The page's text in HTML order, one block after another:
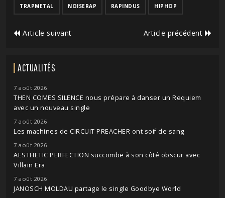
TRAPMETAL NOISERAP RAPINDUS HIPHOP
Article suivant Article précédent
ACTUALITÉS
7 août 2026
THEN COMES SILENCE nous prépare à danser un Requiem
avec un nouveau single
7 août 2026
Les machines de CIRCUIT PREACHER ont soif de sang
7 août 2026
AESTHETIC PERFECTION succombe à son côté obscur avec
Villain Era
7 août 2026
JANOSCH MOLDAU partage le single Goodbye World